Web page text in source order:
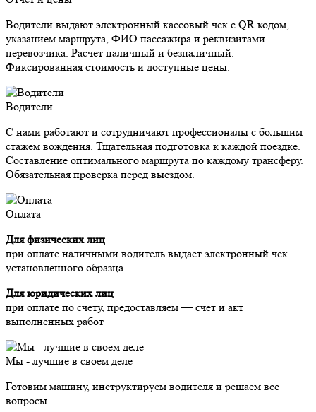
Водители выдают электронный кассовый чек с QR кодом,
указанием маршрута, ФИО пассажира и реквизитами
перевозчика. Расчет наличный и безналичный.
Фиксированная стоимость и доступные цены.
Водители
С нами работают и сотрудничают профессионалы с большим
стажем вождения. Тщательная подготовка к каждой поездке.
Составление оптимального маршрута по каждому трансферу.
Обязательная проверка перед выездом.
Оплата
Для физических лиц
при оплате наличными водитель выдает электронный чек
установленного образца
Для юридических лиц
при оплате по счету, предоставляем — счет и акт
выполненных работ
Мы - лучшие в своем деле
Готовим машину, инструктируем водителя и решаем все
вопросы.